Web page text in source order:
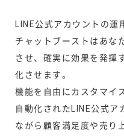
LINE公式アカウントの運
チャットブーストはあな
させ、確実に効果を発揮
化させます。
機能を自由にカスタマイ
自動化されたLINE公式ア
ながら顧客満足度や売り